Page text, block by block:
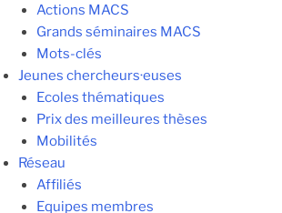
Actions MACS
Grands séminaires MACS
Mots-clés
Jeunes chercheurs·euses
Ecoles thématiques
Prix des meilleures thèses
Mobilités
Réseau
Affiliés
Equipes membres